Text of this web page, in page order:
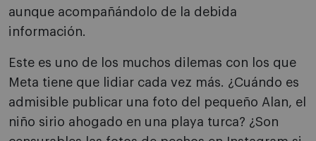
aunque acompa­ñándolo de la debida
información.
Este es uno de los muchos dilemas con los que
Meta tiene que lidiar cada vez más. ¿Cuándo es
admisible publicar una foto del pequeño Alan, el
niño sirio ahogado en una playa turca? ¿Son